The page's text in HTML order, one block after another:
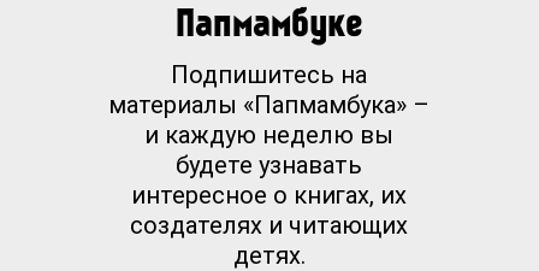
Папмамбуке
Подпишитесь на
материалы «Папмамбука» –
и каждую неделю вы
будете узнавать
интересное о книгах, их
создателях и читающих
детях.